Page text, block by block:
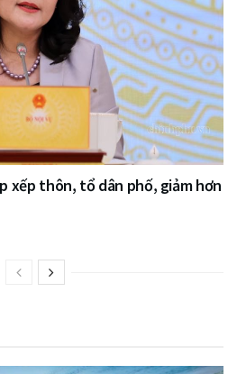
xếp thôn, tổ dân phố, giảm hơn